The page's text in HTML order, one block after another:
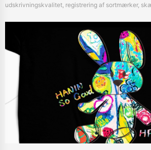
udskrivningskvalitet, registrering af sortmærker,